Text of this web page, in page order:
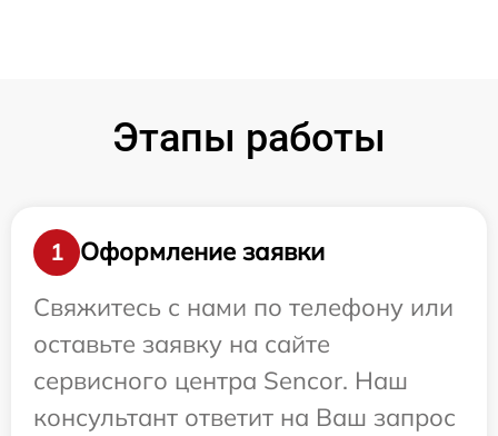
Этапы работы
1
Оформление заявки
Свяжитесь с нами по телефону или
оставьте заявку на сайте
сервисного центра Sencor. Наш
консультант ответит на Ваш запрос